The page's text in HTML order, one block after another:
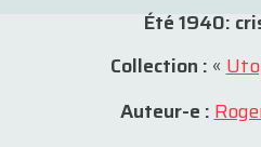
Été 1940:
Collection : «
Auteur-e :